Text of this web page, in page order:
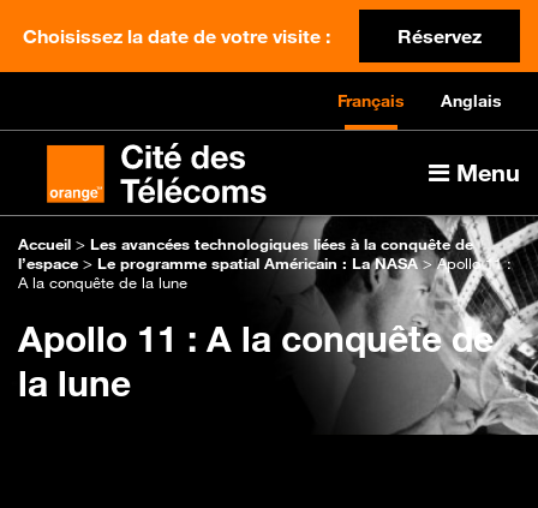
Choisissez la date de votre visite : Réservez
Français Anglais
Menu
Accueil > Les avancées technologiques liées à la conquête de
l’espace > Le programme spatial Américain : La NASA>Apollo 11 :
A la conquête de la lune
Apollo 11 : A la conquête de
la lune